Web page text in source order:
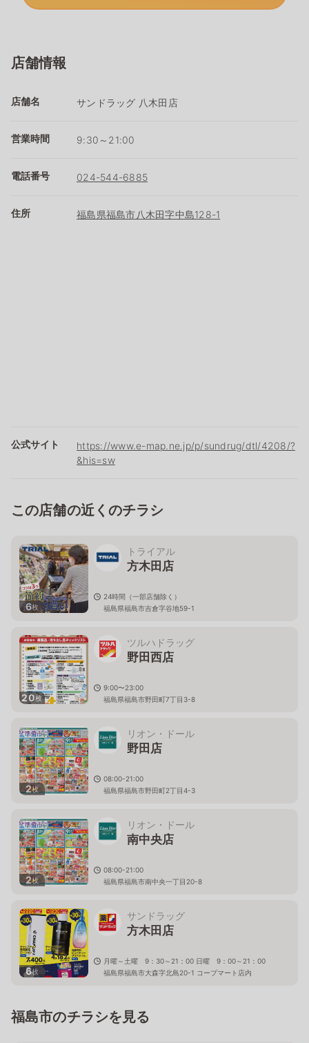
店舗情報
店舗名 サンドラッグ 八木田店
営業時間 9:30～21:00
電話番号 024-544-6885
住所 福島県福島市八木田字中島128-1
公式サイト
https://www.e-map.ne.jp/p/sundrug/dtl/4208/?
&his=sw
この店舗の近くのチラシ
6枚
トライアル
方木田店
24時間（一部店舗除く）
福島県福島市吉倉字谷地59-1
20枚
ツルハドラッグ
野田西店
9:00〜23:00
福島県福島市野田町7丁目3-8
2枚
リオン・ドール
野田店
08:00-21:00
福島県福島市野田町2丁目4-3
2枚
リオン・ドール
南中央店
08:00-21:00
福島県福島市南中央一丁目20-8
6枚
サンドラッグ
方木田店
月曜～土曜 9：30～21：00 日曜 9：00～21：00
福島県福島市大森字北島20-1 コープマート店内
福島市のチラシを見る